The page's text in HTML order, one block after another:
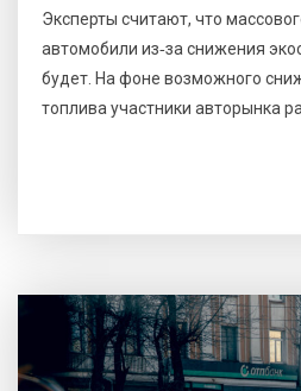
Эксперты считают, что
автомобили из‑за снижения
будет. На фоне возможного
топлива участники авторынка